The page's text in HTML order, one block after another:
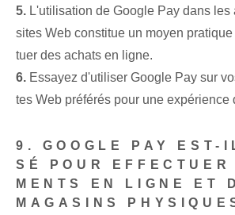
5. L'utilisation de Google Pay dans
sites Web constitue un moyen
tuer des achats en ligne.
6. Essayez d'utiliser Google Pay sur
tes Web préférés pour une expérience
9. GOOGLE PAY EST-
SÉ POUR EFFECTUER
MENTS EN LIGNE ET
MAGASINS